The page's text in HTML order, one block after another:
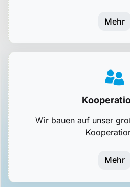
Mehr
Wir bauen auf unser
Mehr